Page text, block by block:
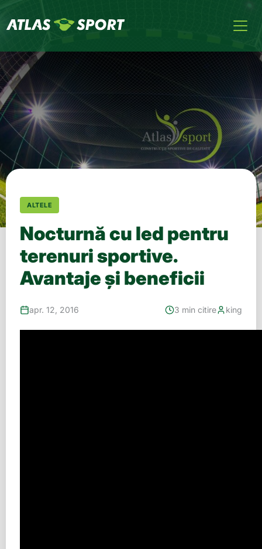
ALTELE
Nocturnă cu led pentru
terenuri sportive.
Avantaje şi beneficii
apr. 12, 2016 3 min citire king